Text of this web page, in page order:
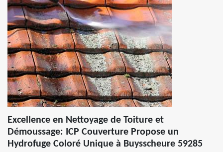
Excellence en Nettoyage de Toiture et
Démoussage: ICP Couverture Propose un
Hydrofuge Coloré Unique à Buysscheure 59285